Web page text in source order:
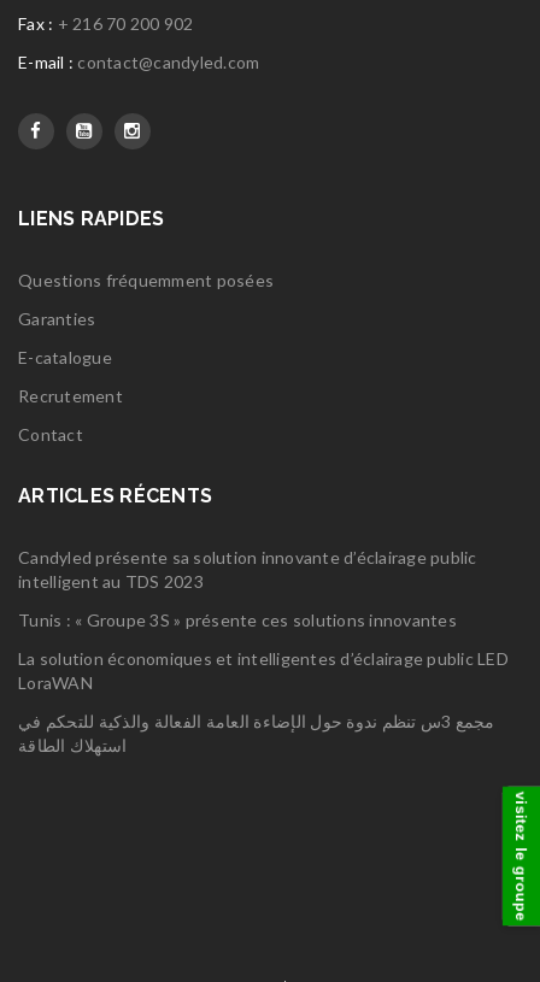
Fax : + 216 70 200 902
E-mail : contact@candyled.com
LIENS RAPIDES
Questions fréquemment posées
Garanties
E-catalogue
Recrutement
Contact
ARTICLES RÉCENTS
Candyled présente sa solution innovante d’éclairage public
intelligent au TDS 2023
Tunis : « Groupe 3S » présente ces solutions innovantes
La solution économiques et intelligentes d’éclairage public LED
LoraWAN
مجمع 3س تنظم ندوة حول الإضاءة العامة الفعالة والذكية للتحكم في
استهلاك الطاقة
visitez le groupe